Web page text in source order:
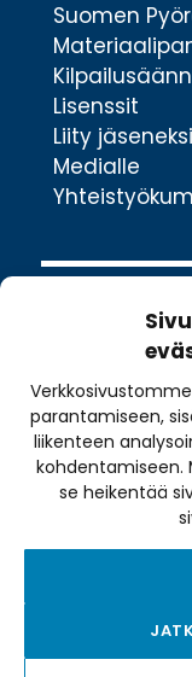
parantamiseen,
liikenteen
kohdentamiseen.
se heikentää
Suomen
Lisenssit
Liity jäseneksi
Medialle